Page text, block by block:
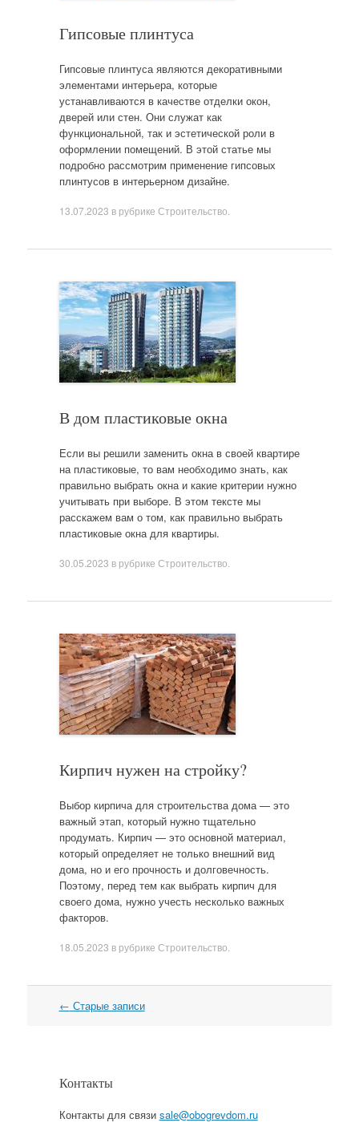
Гипсовые плинтуса
Гипсовые плинтуса являются декоративными
элементами интерьера, которые
устанавливаются в качестве отделки окон,
дверей или стен. Они служат как
функциональной, так и эстетической роли в
оформлении помещений. В этой статье мы
подробно рассмотрим применение гипсовых
плинтусов в интерьерном дизайне.
13.07.2023 в рубрике Строительство
В дом пластиковые окна
Если вы решили заменить окна в своей квартире
на пластиковые, то вам необходимо знать, как
правильно выбрать окна и какие критерии нужно
учитывать при выборе. В этом тексте мы
расскажем вам о том, как правильно выбрать
пластиковые окна для квартиры.
30.05.2023 в рубрике Строительство
Кирпич нужен на стройку?
Выбор кирпича для строительства дома — это
важный этап, который нужно тщательно
продумать. Кирпич — это основной материал,
который определяет не только внешний вид
дома, но и его прочность и долговечность.
Поэтому, перед тем как выбрать кирпич для
своего дома, нужно учесть несколько важных
факторов.
18.05.2023 в рубрике Строительство
Навигация
← Старые записи
Контакты
Контакты для связи sale@obogrevdom.ru